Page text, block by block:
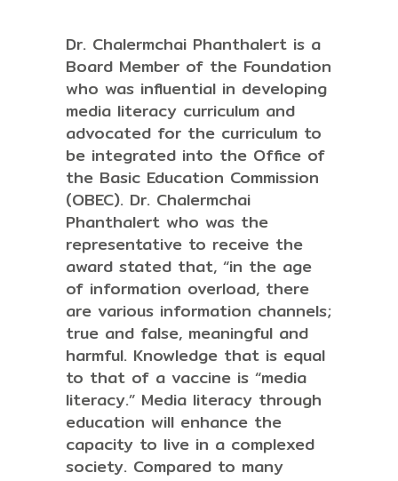
Dr. Chalermchai Phanthalert is a
Board Member of the Foundation
who was influential in developing
media literacy curriculum and
advocated for the curriculum to
be integrated into the Office of
the Basic Education Commission
(OBEC). Dr. Chalermchai
Phanthalert who was the
representative to receive the
award stated that, “in the age
of information overload, there
are various information channels;
true and false, meaningful and
harmful. Knowledge that is equal
to that of a vaccine is “media
literacy.” Media literacy through
education will enhance the
capacity to live in a complexed
society. Compared to many